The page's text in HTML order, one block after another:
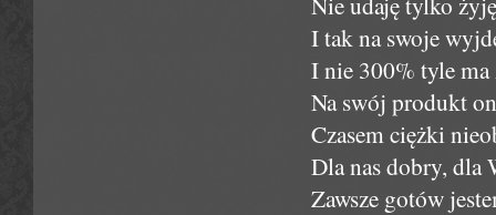
I tak na swoje
I nie 300% tyle
Na swój produkt
Czasem ciężki
Dla nas dobry, dla
Zawsze gotów